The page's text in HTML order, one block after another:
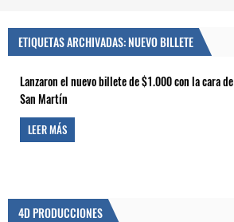
ETIQUETAS ARCHIVADAS: NUEVO BILLETE
Lanzaron el nuevo billete de $1.000 con la cara de
San Martín
LEER MÁS
4D PRODUCCIONES